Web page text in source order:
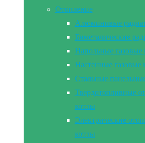
Отопление
Алюминивые
Биметалические
Напольные газовые
Настенные газовые
Стальные
Твердотопливные
котлы
Электрические
котлы